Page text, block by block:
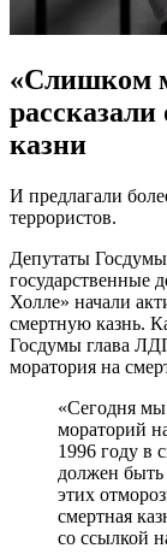
«Слишком
казни
И предлагали
террористов.
Депутаты
государственные
Холле» начали
смертную казнь.
Госдумы глава
моратория на
«Сегодня мы
мораторий
1996 году в
должен
этих
смертная
со ссылкой